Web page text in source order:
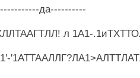
да----------
л 1А1-